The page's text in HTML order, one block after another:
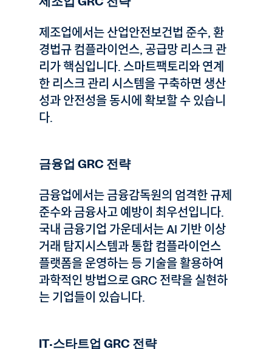
제조업에서는 산업안전보건법 준수, 환
경법규 컴플라이언스, 공급망 리스크 관
리가 핵심입니다. 스마트팩토리와 연계
한 리스크 관리 시스템을 구축하면 생산
성과 안전성을 동시에 확보할 수 있습니
다.
금융업 GRC 전략
금융업에서는 금융감독원의 엄격한 규제
준수와 금융사고 예방이 최우선입니다.
국내 금융기업 가운데서는 AI 기반 이상
거래 탐지시스템과 통합 컴플라이언스
플랫폼을 운영하는 등 기술을 활용하여
과학적인 방법으로 GRC 전략을 실현하
는 기업들이 있습니다.
IT·스타트업 GRC 전략